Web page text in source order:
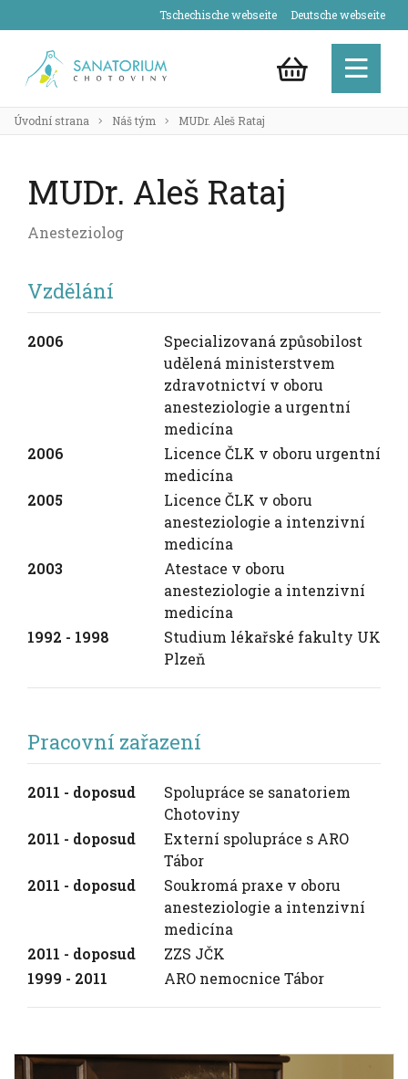
Tschechische webseite Deutsche webseite
Úvodní strana Náš tým MUDr. Aleš Rataj
MUDr. Aleš Rataj
Anesteziolog
Vzdělání
2006
Specializovaná způsobilost
udělená ministerstvem
zdravotnictví v oboru
anesteziologie a urgentní
medicína
2006
Licence ČLK v oboru urgentní
medicína
2005
Licence ČLK v oboru
anesteziologie a intenzivní
medicína
2003
Atestace v oboru
anesteziologie a intenzivní
medicína
1992 - 1998
Studium lékařské fakulty UK
Plzeň
Pracovní zařazení
2011 - doposud
Spolupráce se sanatoriem
Chotoviny
2011 - doposud
Externí spolupráce s ARO
Tábor
2011 - doposud
Soukromá praxe v oboru
anesteziologie a intenzivní
medicína
2011 - doposud
ZZS JČK
1999 - 2011
ARO nemocnice Tábor